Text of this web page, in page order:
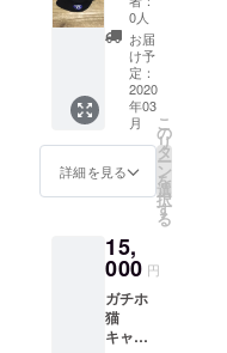
チホ猫
キャッ
プ１個
とお礼
のお手
紙を送
らせて
頂きま
す♪♪ ※
消費
税、日
の送料
を含み
ます。
0人
お届
け予
定：
2020
年03
月
詳細を見る
こ
の
リ
タ
ー
ン
を
選
択
す
る
15,
000 円
ガチホ
猫
キャッ